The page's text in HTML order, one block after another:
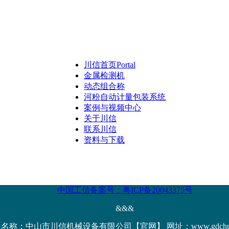
川信首页Portal
金属检测机
动态组合称
河粉自动计量包装系统
案例与视频中心
关于川信
联系川信
资料与下载
中国工信备案号：粤ICP备20043375号
&&&
称：中山市川信机械设备有限公司【官网】 网址：